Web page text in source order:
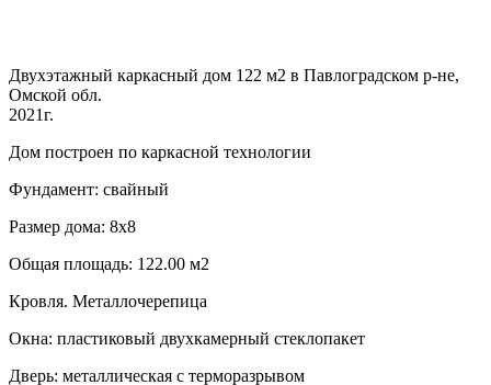
Двухэтажный каркасный дом 122 м2 в Павлоградском р-не,
Омской обл.
2021г.
Дом построен по каркасной технологии
Фундамент: свайный
Размер дома: 8х8
Общая площадь: 122.00 м2
Кровля. Металлочерепица
Окна: пластиковый двухкамерный стеклопакет
Дверь: металлическая с терморазрывом